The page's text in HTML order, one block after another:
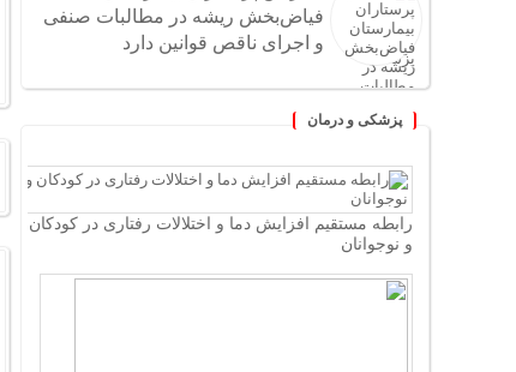
فیاض‌بخش ریشه در مطالبات صنفی
و اجرای ناقص قوانین دارد
پزشکی و درمان
رابطه مستقیم افزایش دما و اختلالات رفتاری در کودکان
و نوجوانان